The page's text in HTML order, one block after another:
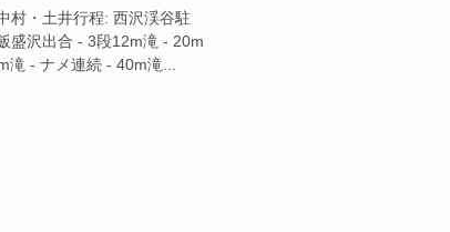
村・土井行程: 西沢渓谷駐
盛沢出合 - 3段12m滝 - 20m
- ナメ連続 - 40m滝...